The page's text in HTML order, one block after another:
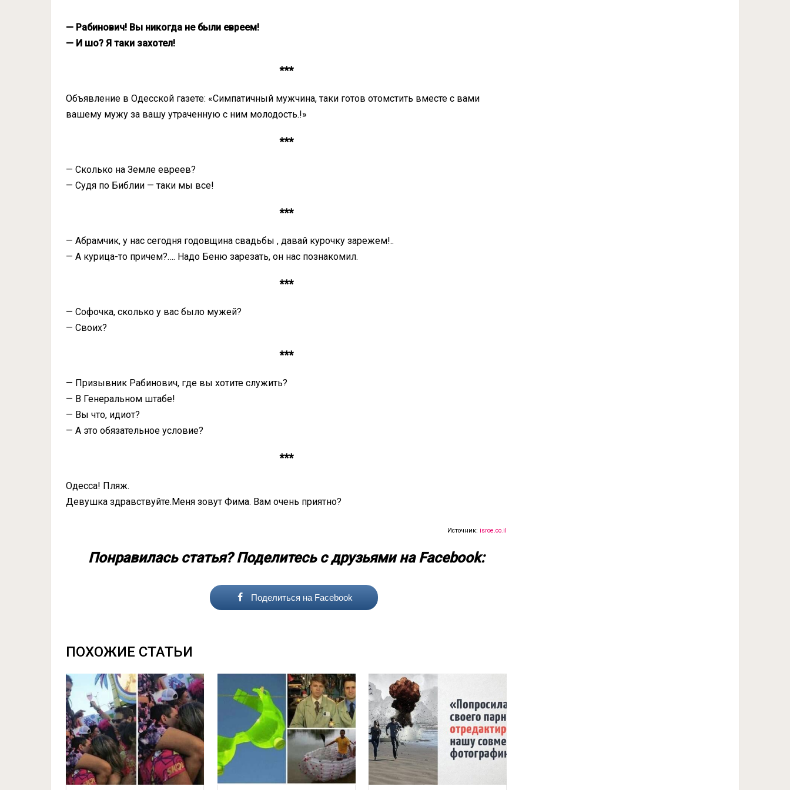
— Рабинович! Вы никогда не были евреем!
— И шо? Я таки захотел!
***
Объявление в Одесской газете: «Симпатичный мужчина, таки готов отомстить вместе с вами
вашему мужу за вашу утраченную с ним молодость.!»
***
— Сколько на Земле евреев?
— Судя по Библии — таки мы все!
***
— Абрамчик, у нас сегодня годовщина свадьбы , давай курочку зарежем!..
— А курица-то причем?…. Надо Беню зарезать, он нас познакомил.
***
— Софочка, сколько у вас было мужей?
— Своих?
***
— Призывник Рабинович, где вы хотите служить?
— В Генеральном штабе!
— Вы что, идиот?
— А это обязательное условие?
***
Одесса! Пляж.
Девушка здравствуйте.Меня зовут Фима. Вам очень приятно?
Источник:isroe.co.il
Понравилась статья? Поделитесь с друзьями на Facebook:
Поделиться на Facebook
ПОХОЖИЕ СТАТЬИ